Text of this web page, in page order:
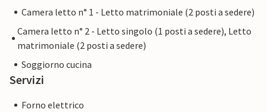
Camera letto n° 1 - Letto matrimoniale (2 posti a sedere)
Camera letto n° 2 - Letto singolo (1 posti a sedere), Letto
matrimoniale (2 posti a sedere)
Soggiorno cucina
Servizi
Forno elettrico